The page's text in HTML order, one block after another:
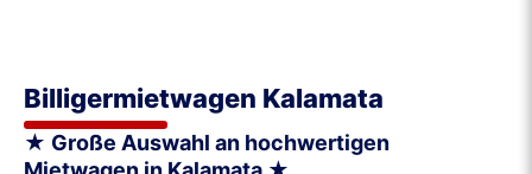
Billigermietwagen Kalamata
★ Große Auswahl an hochwertigen